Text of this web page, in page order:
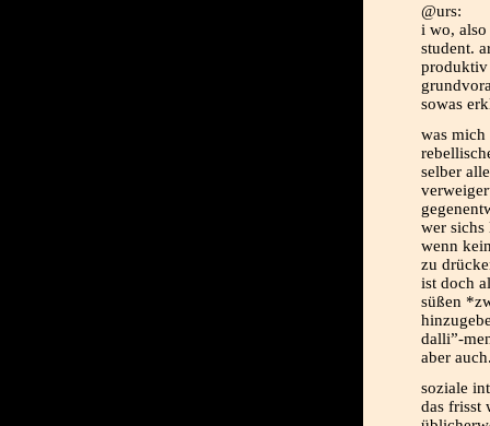
@urs:
i wo, also
student.
produktiv
sowas
was mich
selber
wer sichs
wenn
zu
ist doch
süßen
dalli”-
aber
soziale
das frisst